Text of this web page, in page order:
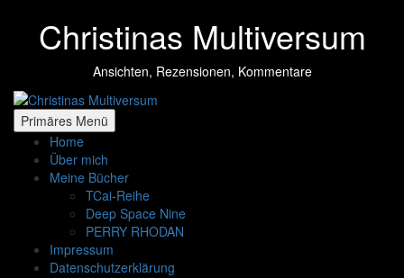
springenChristinas Multiversum
Ansichten, Rezensionen, Kommentare
Primäres Menü
Home
Über mich
Meine Bücher
TCai-Reihe
Deep Space Nine
PERRY RHODAN
Impressum
Datenschutzerklärung